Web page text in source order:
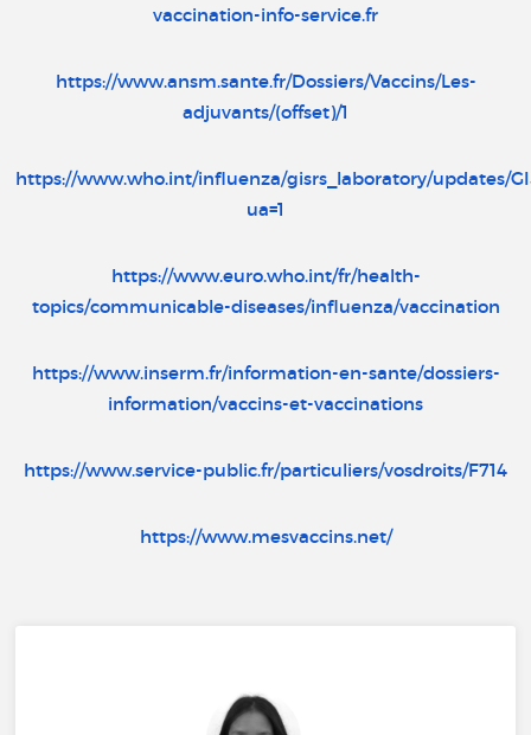
vaccination-info-service.fr
https://www.ansm.sante.fr/Dossiers/Vaccins/Les-
adjuvants/(offset)/1
https://www.who.int/influenza/gisrs_laboratory/updates/
ua=1
https://www.euro.who.int/fr/health-
topics/communicable-diseases/influenza/vaccination
https://www.inserm.fr/information-en-sante/dossiers-
information/vaccins-et-vaccinations
https://www.service-public.fr/particuliers/vosdroits/F714
https://www.mesvaccins.net/